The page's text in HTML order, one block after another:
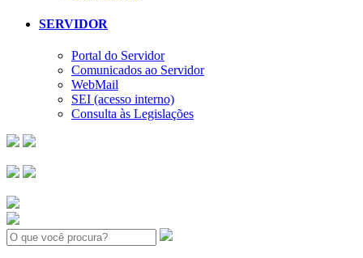
SERVIDOR
Portal do Servidor
Comunicados ao Servidor
WebMail
SEI (acesso interno)
Consulta às Legislações
Search: